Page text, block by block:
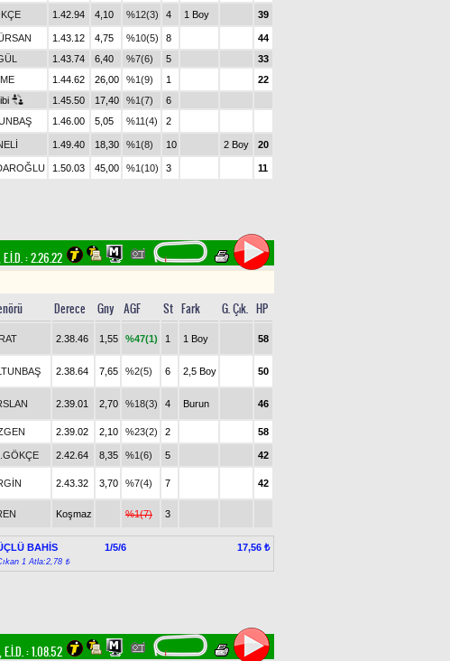
1.42.94 4,10 %12(3) 4 1 Boy 39
1.43.12 4,75 %10(5) 8
44
1.43.74 6,40 %7(6) 5
33
1.44.62 26,00 %1(9) 1
22
1.45.50 17,40 %1(7)
6
1.46.00 5,05 %11(4) 2
1.49.40 18,30 %1(8) 10 2 Boy 20
1.50.03 45,00 %1(10) 3 11
E.İ.D. :2.26.22
Derece Gny AGF St Fark G. Çık. HP
2.38.46 1,55 %47(1) 1 1 Boy 58
2.38.64 7,65 %2(5) 6 2,5 Boy 50
2.39.01 2,70 %18(3) 4 Burun 46
2.39.02 2,10 %23(2) 2 58
2.42.64 8,35 %1(6) 5 42
2.43.32 3,70 %7(4) 7 42
Koşmaz %1(7) 3
BAHİS 1/5/6 17,56 ₺
1 Atla:2,78 ₺
,E.İ.D. :1.08.52